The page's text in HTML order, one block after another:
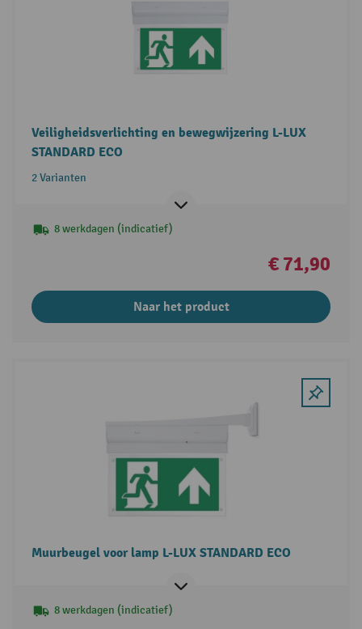
Veiligheidsverlichting en bewegwijzering L-LUX
STANDARD ECO
2 Varianten
8 werkdagen (indicatief)
€ 71,90
Naar het product
Muurbeugel voor lamp L-LUX STANDARD ECO
8 werkdagen (indicatief)